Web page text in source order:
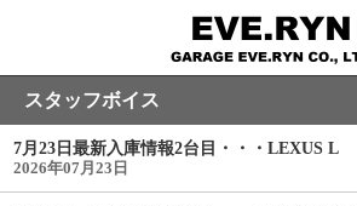
スタッフボイス
7月23日最新入庫情報2台目・・・LEXUS L
2026年07月23日